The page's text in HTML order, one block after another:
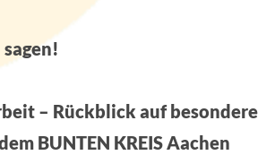
– Rückblick auf besondere
BUNTEN KREIS Aachen